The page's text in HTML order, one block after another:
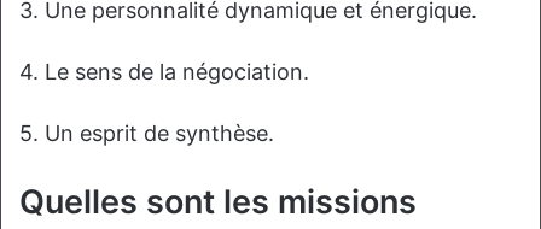
3. Une personnalité dynamique et énergique.
4. Le sens de la négociation.
5. Un esprit de synthèse.
Quelles sont les missions